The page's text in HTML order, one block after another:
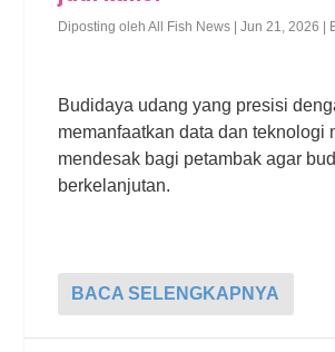
Diposting olehAll Fish News |Jun 21, 2026 |
Budidaya udang yang presisi
memanfaatkan data dan teknologi
mendesak bagi petambak agar
berkelanjutan.
BACA SELENGKAPNYA